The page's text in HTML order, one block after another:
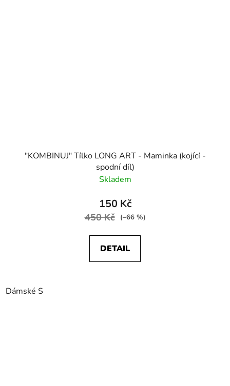
"KOMBINUJ" Tílko LONG ART - Maminka (kojící -
spodní díl)
Skladem
150 Kč
450 Kč (–66 %)
DETAIL
Dámské S